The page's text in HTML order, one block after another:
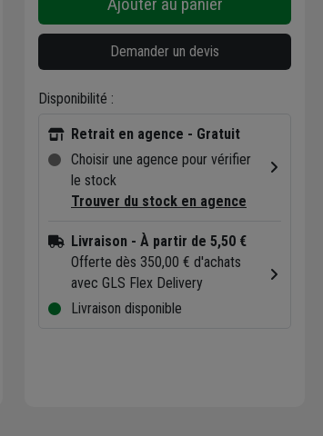
Demander un devis
Disponibilité :
Retrait en agence - Gratuit
Choisir une agence pour vérifier
le stock
Trouver du stock en agence
Livraison - À partir de 5,50 €
Offerte dès 350,00 € d'achats
avec GLS Flex Delivery
Livraison disponible